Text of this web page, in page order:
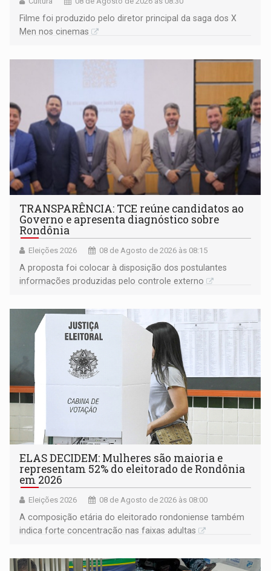
Filme foi produzido pelo diretor principal da saga dos X
Men nos cinemas
TRANSPARÊNCIA: TCE reúne candidatos ao
Governo e apresenta diagnóstico sobre
Rondônia
Eleições 2026 08 de Agosto de 2026 às 08:15
A proposta foi colocar à disposição dos postulantes
informações produzidas pelo controle externo
ELAS DECIDEM: Mulheres são maioria e
representam 52% do eleitorado de Rondônia
em 2026
Eleições 2026 08 de Agosto de 2026 às 08:00
A composição etária do eleitorado rondoniense também
indica forte concentração nas faixas adultas